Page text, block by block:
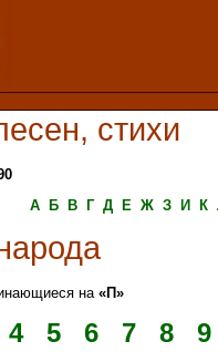
стихи
А
Б В Г Д Е Ж З И К
на «П»
4 5 6 7 8
9